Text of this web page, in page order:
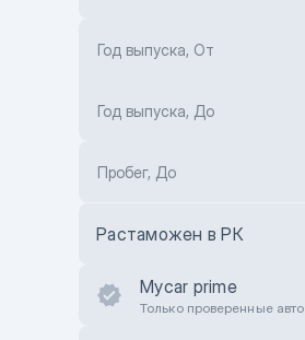
Год выпуска, От
Год выпуска, До
Пробег, До
Растаможен в РК
Mycar prime
Только проверенные авто